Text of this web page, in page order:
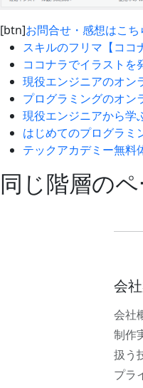
[btn]お問合せ・感想はこち
スキルのフリマ【ココ
ココナラでイラストを
現役エンジニアのオン
プログラミングのオン
現役エンジニアから学
はじめてのプログラミ
テックアカデミー無料
同じ階層の
会
会社
制作
扱う
プラ